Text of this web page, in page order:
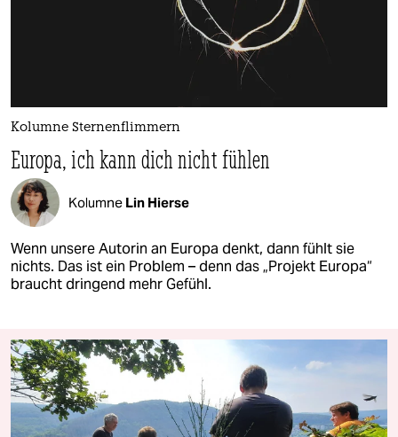
Kolumne Sternenflimmern
Europa, ich kann dich nicht fühlen
Kolumne Lin Hierse
Wenn unsere Autorin an Europa denkt, dann fühlt sie
nichts. Das ist ein Problem – denn das „Projekt Europa“
braucht dringend mehr Gefühl.